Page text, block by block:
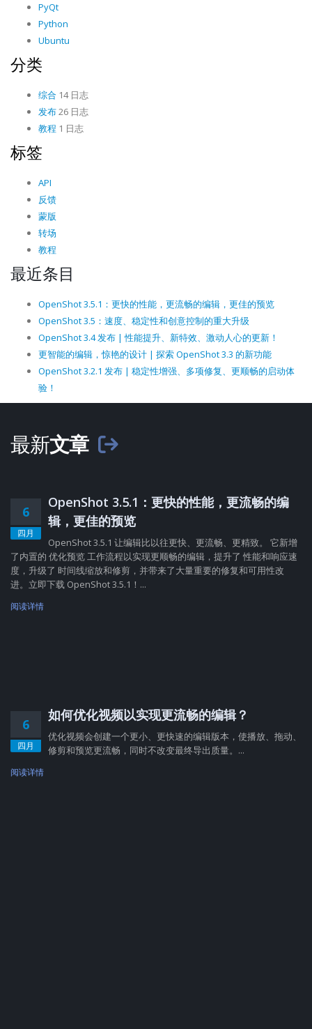
PyQt
Python
Ubuntu
分类
综合 14 日志
发布26 日志
教程 1 日志
标签
API
反馈
蒙版
转场
教程
最近条目
OpenShot 3.5.1：更快的性能，更流畅的编辑，更佳的预览
OpenShot 3.5：速度、稳定性和创意控制的重大升级
OpenShot 3.4 发布 | 性能提升、新特效、激动人心的更新！
更智能的编辑，惊艳的设计 | 探索 OpenShot 3.3 的新功能
OpenShot 3.2.1 发布 | 稳定性增强、多项修复、更顺畅的启动体
验！
最新文章
6
四月
OpenShot 3.5.1：更快的性能，更流畅的编
辑，更佳的预览
OpenShot 3.5.1 让编辑比以往更快、更流畅、更精致。 它新增
了内置的 优化预览 工作流程以实现更顺畅的编辑，提升了 性能和响应速
度，升级了 时间线缩放和修剪，并带来了大量重要的修复和可用性改
进。立即下载 OpenShot 3.5.1！...
阅读详情
6
四月
如何优化视频以实现更流畅的编辑？
优化视频会创建一个更小、更快速的编辑版本，使播放、拖动、
修剪和预览更流畅，同时不改变最终导出质量。...
阅读详情